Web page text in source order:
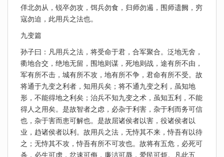
佯北勿从，锐卒勿攻，饵兵勿食，归师勿遏，围师遗阙，穷
寇勿迫，此用兵之法也。
九变篇
孙子曰：凡用兵之法，将受命于君，合军聚合。泛地无舍，
衢地合交，绝地无留，围地则谋，死地则战，途有所不由，
军有所不击，城有所不攻，地有所不争，君命有所不受。故
将通于九变之利者，知用兵矣；将不通九变之利，虽知地
形，不能得地之利矣；治兵不知九变之术，虽知五利，不能
得人之用矣。是故智者之虑，必杂于利害，杂于利而务可信
也，杂于害而患可解也。是故屈诸侯者以害，役诸侯者以
业，趋诸侯者以利。故用兵之法，无恃其不来，恃吾有以待
之；无恃其不攻，恃吾有所不可攻也。故将有五危，必死可
杀，必生可虏，忿速可侮，廉洁可辱，爱民可烦。凡此五